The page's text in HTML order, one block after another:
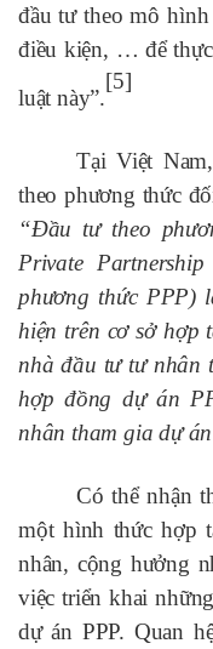
đầu tư theo mô
điều kiện, … để
luật này”.
[5]
Tại Việt
theo phương thức
“Đầu tư theo
Private
phương thức PPP)
hiện trên cơ sở hợp
nhà đầu tư tư nhân
hợp đồng dự án
nhân tham gia dự
Có thể nhận
một hình thức hợp
nhân, cộng hưởng
việc triển khai
dự án PPP. Quan